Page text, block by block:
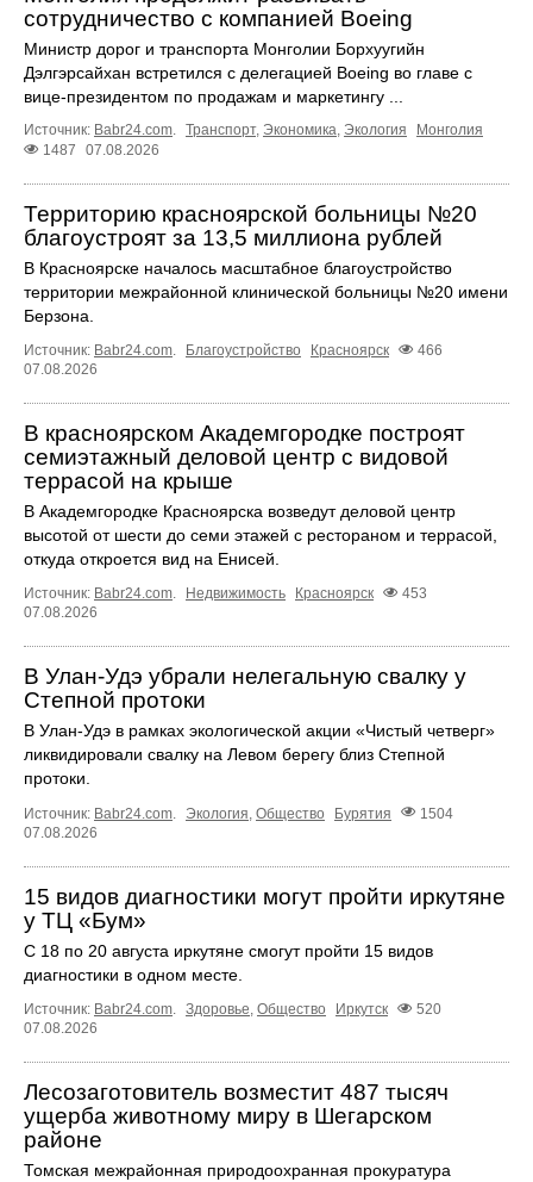
сотрудничество с компанией Boeing
Министр дорог и транспорта Монголии Борхуугийн
Дэлгэрсайхан встретился с делегацией Boeing во главе с
вице-президентом по продажам и маркетингу ...
Источник: Babr24.com. Транспорт, Экономика, Экология
Монголия
1487
07.08.2026
Территорию красноярской больницы №20
благоустроят за 13,5 миллиона рублей
В Красноярске началось масштабное благоустройство
территории межрайонной клинической больницы №20 имени
Берзона.
Источник: Babr24.com. Благоустройство Красноярск
466
07.08.2026
В красноярском Академгородке построят
семиэтажный деловой центр с видовой
террасой на крыше
В Академгородке Красноярска возведут деловой центр
высотой от шести до семи этажей с рестораном и террасой,
откуда откроется вид на Енисей.
Источник: Babr24.com. Недвижимость Красноярск
453
07.08.2026
В Улан-Удэ убрали нелегальную свалку у
Степной протоки
В Улан-Удэ в рамках экологической акции «Чистый четверг»
ликвидировали свалку на Левом берегу близ Степной
протоки.
Источник: Babr24.com Экология Общество Бурятия
1504
07.08.2026
15 видов диагностики могут пройти иркутяне
у ТЦ «Бум»
С 18 по 20 августа иркутяне смогут пройти 15 видов
диагностики в одном месте.
Источник: Babr24.com Здоровье Общество Иркутск
520
07.08.2026
Лесозаготовитель возместит 487 тысяч
ущерба животному миру в Шегарском
районе
Томская межрайонная природоохранная прокуратура